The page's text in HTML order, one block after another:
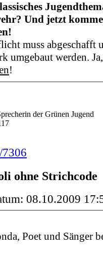
Und jetzt
muss abgeschafft
umgebaut werden.
!
der Grünen Jugend
ohne Strichcode
08.10.2009
Poet und Sänger